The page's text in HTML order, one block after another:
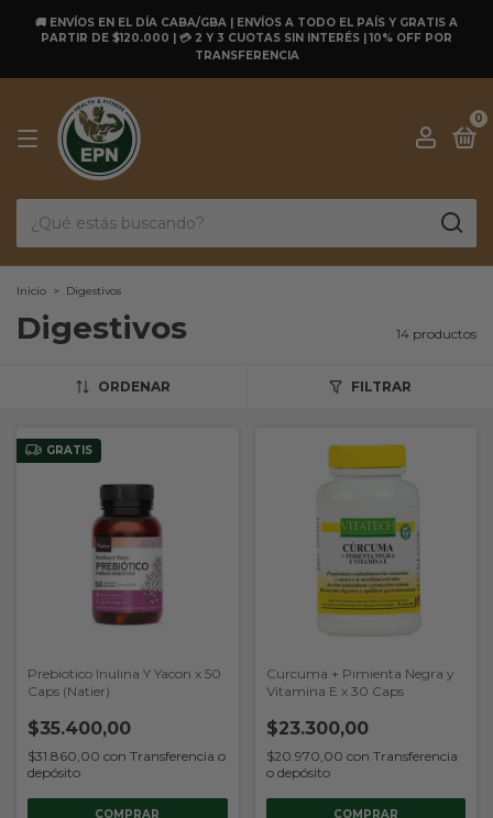
🚚 ENVÍOS EN EL DÍA CABA/GBA | ENVÍOS A TODO EL PAÍS Y GRATIS A
PARTIR DE $120.000 | 💳 2 Y 3 CUOTAS SIN INTERÉS | 10% OFF POR
TRANSFERENCIA
0
Inicio > Digestivos
Digestivos 14 productos
ORDENAR FILTRAR
GRATIS
Prebiotico Inulina Y Yacon x 50
Caps (Natier)
$35.400,00
$31.860,00 con Transferencia o
depósito
Curcuma + Pimienta Negra y
Vitamina E x 30 Caps
$23.300,00
$20.970,00 con Transferencia
o depósito